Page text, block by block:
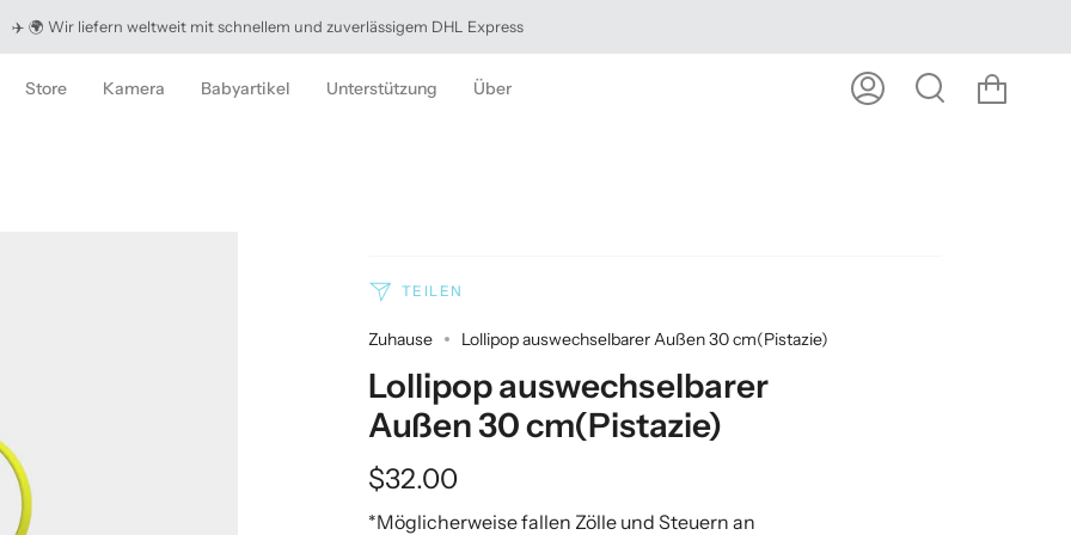
✈️ 🌍 Wir liefern weltweit mit schnellem und zuverlässigem DHL Express
Store Kamera Babyartikel Unterstützung Über
Mein
Suche
TEILEN
Zuhause Lollipop auswechselbarer Außen 30 cm(Pistazie)
Lollipop auswechselbarer
Außen 30 cm(Pistazie)
$32.00
*Möglicherweise fallen Zölle und Steuern an